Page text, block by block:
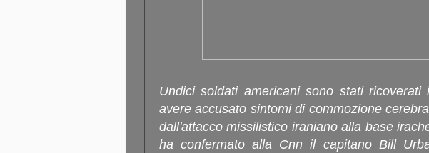
Undici soldati americani sono stati ricoverati
avere accusato sintomi di commozione
dall'attacco missilistico iraniano alla base
ha confermato alla Cnn il capitano Bill